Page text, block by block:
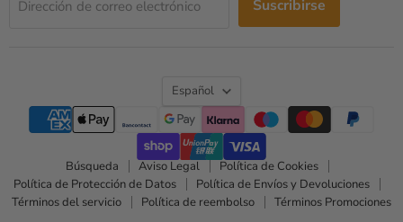
Dirección de correo electrónico Suscribirse
Idioma
Español
Búsqueda Aviso Legal
Política de Cookies
Política de Protección de Datos
Política de Envíos y Devoluciones
Términos del servicio
Política de reembolso Términos Promociones